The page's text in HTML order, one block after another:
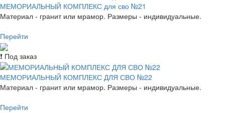
МЕМОРИАЛЬНЫЙ КОМПЛЕКС для сво №21
Материал - гранит или мрамор. Размеры - индивидуальные.
Перейти
❗ Под заказ
МЕМОРИАЛЬНЫЙ КОМПЛЕКС ДЛЯ СВО №22
Материал - гранит или мрамор. Размеры - индивидуальные.
Перейти